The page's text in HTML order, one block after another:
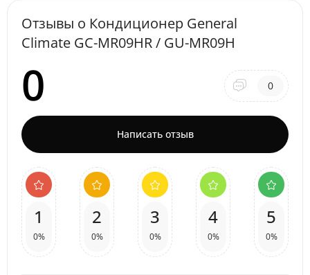
Отзывы о Кондиционер General
Climate GC-MR09HR / GU-MR09H
0 0
Написать отзыв
1
0%
2
0%
3
0%
4
0%
5
0%